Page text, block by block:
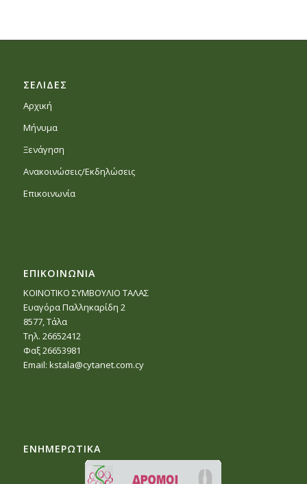
ΣΕΛΙΔΕΣ
Αρχική
Μήνυμα
Ξενάγηση
Ανακοινώσεις/Εκδηλώσεις
Επικοινωνία
ΕΠΙΚΟΙΝΩΝΙΑ
ΚΟΙΝΟΤΙΚΟ ΣΥΜΒΟΥΛΙΟ ΤΑΛΑΣ
Ευαγόρα Παλληκαρίδη 2
8577, Τάλα
Τηλ. 26652412
Φαξ 26653981
Email: kstala@cytanet.com.cy
ΕΝΗΜΕΡΩΤΙΚΑ